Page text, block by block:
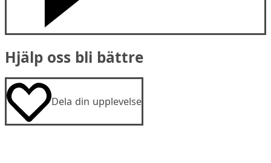
Hjälp oss bli bättre
Dela din upplevelse